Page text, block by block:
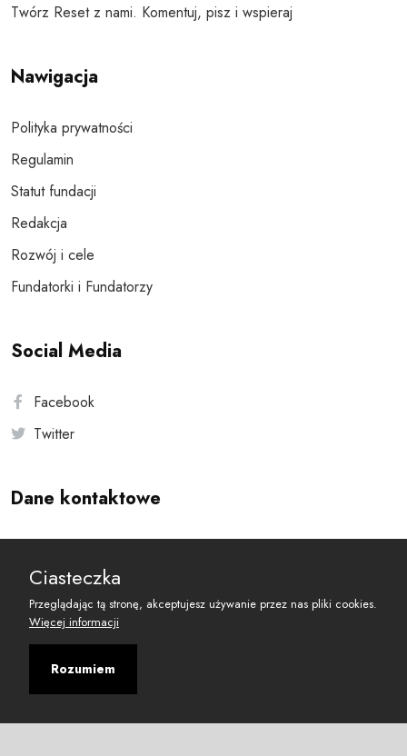
Twórz Reset z nami. Komentuj, pisz i wspieraj
Nawigacja
Polityka prywatności
Regulamin
Statut fundacji
Redakcja
Rozwój i cele
Fundatorki i Fundatorzy
Social Media
Facebook
Twitter
Dane kontaktowe
reset@resetobywatelski.pl
Ciasteczka
Przeglądając tą stronę, akceptujesz używanie przez nas pliki cookies.
Więcej informacji
Rozumiem